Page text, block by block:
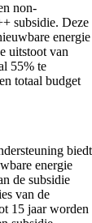
non-
subsidie. Deze
energie
uitstoot van
55% te
totaal budget
biedt
energie
de subsidie
van de
15 jaar worden